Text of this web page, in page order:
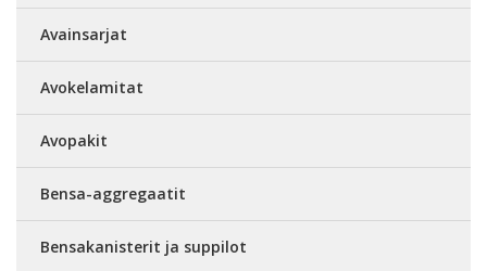
Avainsarjat
Avokelamitat
Avopakit
Bensa-aggregaatit
Bensakanisterit ja suppilot